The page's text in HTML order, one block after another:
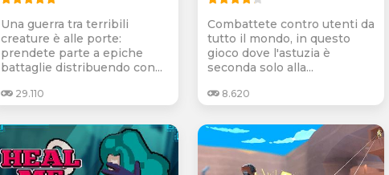
Una guerra tra terribili
creature è alle porte:
prendete parte a epiche
battaglie distribuendo con...
29.110
Combattete contro utenti da
tutto il mondo, in questo
gioco dove l'astuzia è
seconda solo alla...
8.620